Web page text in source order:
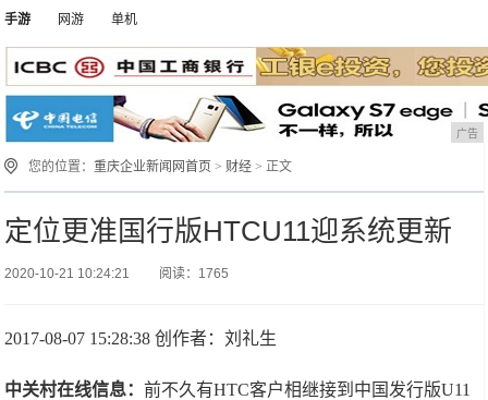
手游
网游 单机
广告
您的位置：重庆企业新闻网首页 > 财经 > 正文
定位更准国行版HTCU11迎系统更新
2020-10-21 10:24:21 阅读：1765
2017-08-07 15:28:38 创作者：刘礼生
中关村在线信息：前不久有HTC客户相继接到中国发行版U11